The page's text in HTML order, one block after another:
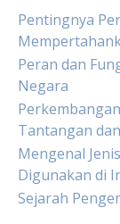
Pentingnya
Peran dan
Negara
Tantangan
Mengenal
Digunakan di
Sejarah